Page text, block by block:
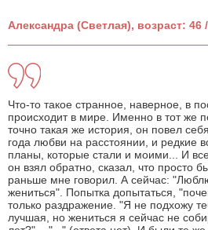
Александра (Светлая), возраст: 46
Что-то такое странное, наверное, в
происходит в мире. Именно в тот же
точно такая же история, он повел
года любви на расстоянии, и редкие
планы, которые стали и моими... И
он взял обратно, сказал, что просто
раньше мне говорил. А сейчас:
жениться". Попытка допытаться,
только раздражение. "Я не подхожу
лучшая, но жениться я сейчас не